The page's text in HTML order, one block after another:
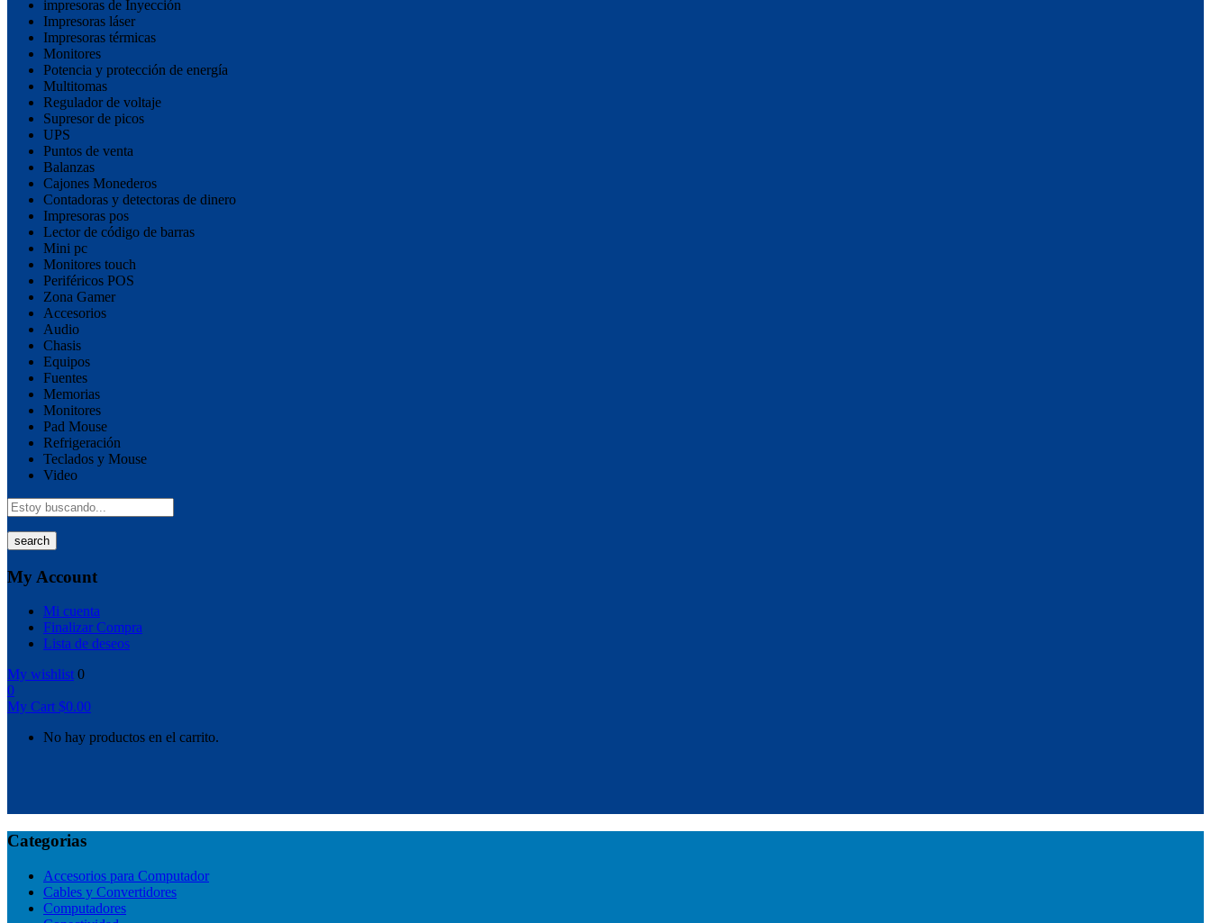
impresoras de Inyección
Impresoras láser
Impresoras térmicas
Monitores
Potencia y protección de energía
Multitomas
Regulador de voltaje
Supresor de picos
UPS
Puntos de venta
Balanzas
Cajones Monederos
Contadoras y detectoras de dinero
Impresoras pos
Lector de código de barras
Mini pc
Monitores touch
Periféricos POS
Zona Gamer
Accesorios
Audio
Chasis
Equipos
Fuentes
Memorias
Monitores
Pad Mouse
Refrigeración
Teclados y Mouse
Video
search
My Account
Mi cuenta
Finalizar Compra
Lista de deseos
My wishlist 0
0
My Cart $0.00
No hay productos en el carrito.
Categorias
Accesorios para Computador
Cables y Convertidores
Computadores